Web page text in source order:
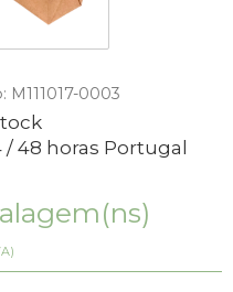
0003
48 horas Portugal